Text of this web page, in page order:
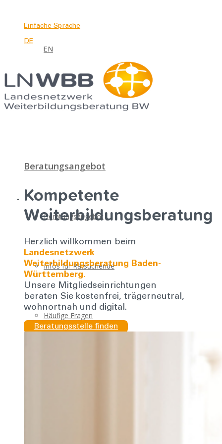
Einfache Sprache
DE
EN
Beratungsangebot
Beratungsangebot
Infos für Ratsuchende
Häufige Fragen
Kompetente
Weiterbildungsberatung
Herzlich willkommen beim
Landesnetzwerk
Weiterbildungsberatung Baden-
Württemberg.
Unsere Mitgliedseinrichtungen
beraten Sie kostenfrei, trägerneutral,
wohnortnah und digital.
Beratungsstelle finden